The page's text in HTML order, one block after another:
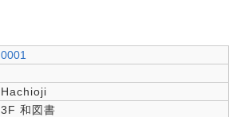
0001
Hachioji
3F 和図書